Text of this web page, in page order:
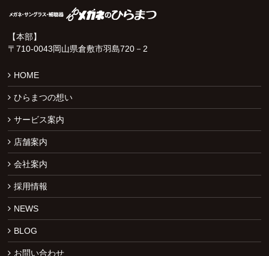
【本部】
〒710-0043岡山県倉敷市羽島720－2
HOME
ひらまつの想い
サービス案内
店舗案内
会社案内
採用情報
NEWS
BLOG
お問い合わせ